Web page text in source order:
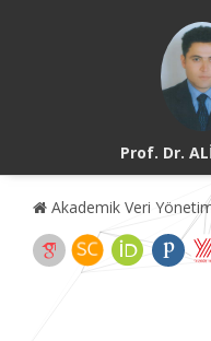
Prof. Dr.
Akademik Veri